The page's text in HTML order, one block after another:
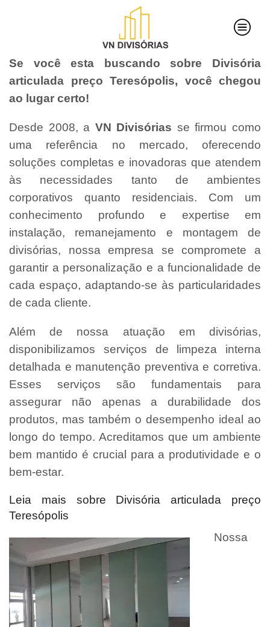
Se você esta buscando sobre Divisória
articulada preço Teresópolis, você chegou
ao lugar certo!
Desde 2008, a VN Divisórias se firmou como
uma referência no mercado, oferecendo
soluções completas e inovadoras que atendem
às necessidades tanto de ambientes
corporativos quanto residenciais. Com um
conhecimento profundo e expertise em
instalação, remanejamento e montagem de
divisórias, nossa empresa se compromete a
garantir a personalização e a funcionalidade de
cada espaço, adaptando-se às particularidades
de cada cliente.
Além de nossa atuação em divisórias,
disponibilizamos serviços de limpeza interna
detalhada e manutenção preventiva e corretiva.
Esses serviços são fundamentais para
assegurar não apenas a durabilidade dos
produtos, mas também o desempenho ideal ao
longo do tempo. Acreditamos que um ambiente
bem mantido é crucial para a produtividade e o
bem-estar.
Leia mais sobre Divisória articulada preço
Teresópolis
Nossa